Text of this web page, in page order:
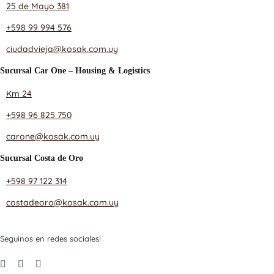
25 de Mayo 381
+598 99 994 576
ciudadvieja@kosak.com.uy
Sucursal Car One – Housing & Logistics
Km 24
+598 96 825 750
carone@kosak.com.uy
Sucursal Costa de Oro
+598 97 122 314
costadeoro@kosak.com.uy
Seguinos en redes sociales!